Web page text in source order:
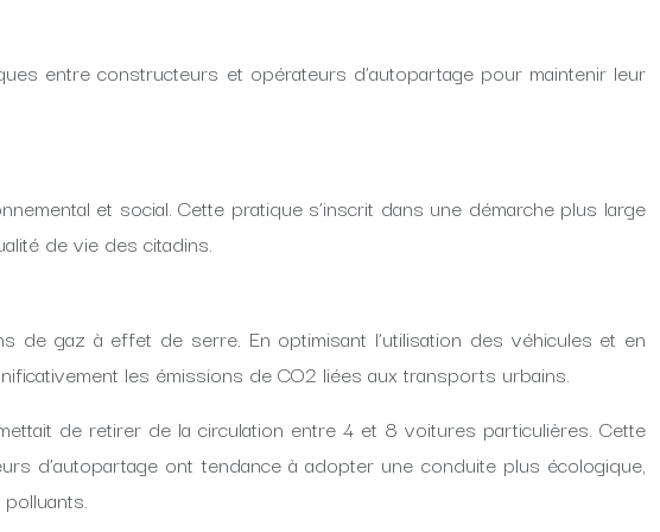
entre constructeurs et opérateurs d’autopartage pour maintenir leur
et social. Cette pratique s’inscrit dans une démarche plus large
de vie des citadins.
de gaz à effet de serre. En optimisant l’utilisation des véhicules et en
les émissions de CO2 liées aux transports urbains.
de retirer de la circulation entre 4 et 8 voitures particulières. Cette
d’autopartage ont tendance à adopter une conduite plus écologique,